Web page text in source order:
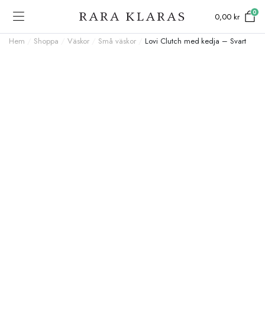
0,00kr 0
Hem Shoppa Väskor Små väskor Lovi Clutch med kedja – Svart